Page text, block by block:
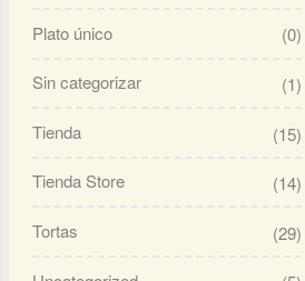
Plato único (0)
Sin categorizar (1)
Tienda (15)
Tienda Store (14)
Tortas (29)